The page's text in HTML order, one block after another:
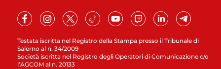
Testata iscritta nel Registro della Stampa presso il Tribunale di
Salerno al n. 34/2009
Società iscritta nel Registro degli Operatori di Comunicazione c/o
l’AGCOM al n. 20133